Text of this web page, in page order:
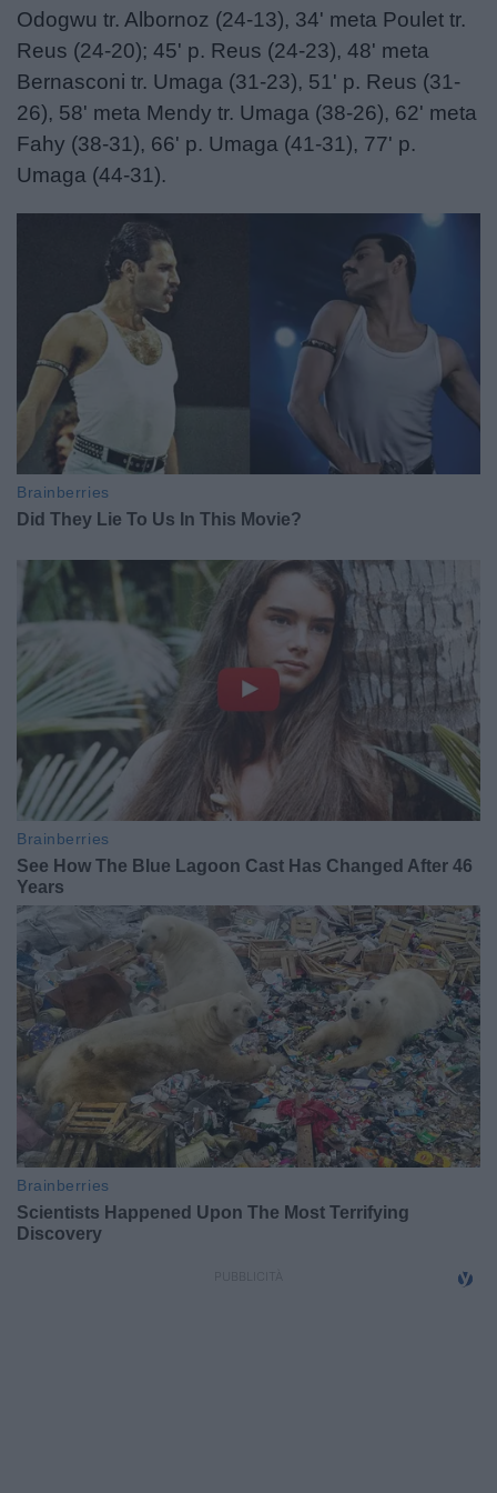
Odogwu tr. Albornoz (24-13), 34' meta Poulet tr.
Reus (24-20); 45' p. Reus (24-23), 48' meta
Bernasconi tr. Umaga (31-23), 51' p. Reus (31-
26), 58' meta Mendy tr. Umaga (38-26), 62' meta
Fahy (38-31), 66' p. Umaga (41-31), 77' p.
Umaga (44-31).